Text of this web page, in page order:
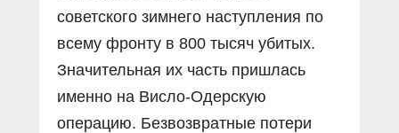
советского зимнего наступления по
всему фронту в 800 тысяч убитых.
Значительная их часть пришлась
именно на Висло-Одерскую
операцию. Безвозвратные потери